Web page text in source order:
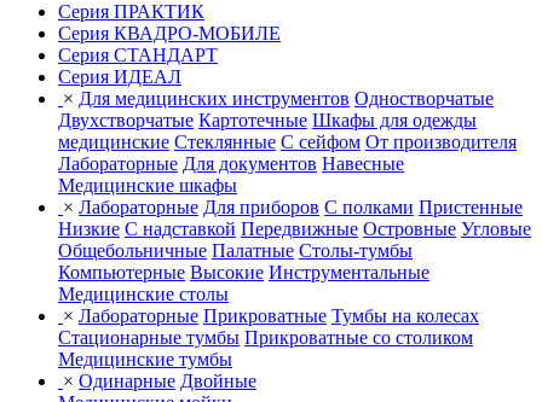
Серия ПРАКТИК
Серия КВАДРО-МОБИЛЕ
Серия СТАНДАРТ
Серия ИДЕАЛ
× Для медицинских инструментов Одностворчатые
Двухстворчатые Картотечные Шкафы для одежды
медицинские Стеклянные С сейфом От производителя
Лабораторные Для документов Навесные
Медицинские шкафы
× Лабораторные Для приборов С полками Пристенные
Низкие С надставкой Передвижные Островные Угловые
Общебольничные Палатные Столы-тумбы
Компьютерные Высокие Инструментальные
Медицинские столы
× Лабораторные Прикроватные Тумбы на колесах
Стационарные тумбы Прикроватные со столиком
Медицинские тумбы
× Одинарные Двойные